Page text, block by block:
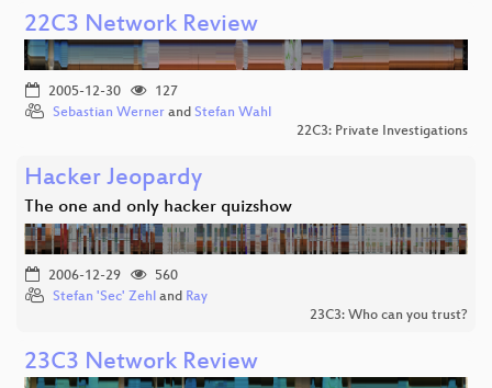
22C3 Network Review
2005-12-30
127
Sebastian Werner and Stefan Wahl
22C3: Private Investigations
Hacker Jeopardy
The one and only hacker quizshow
2006-12-29
560
Stefan 'Sec' Zehl and Ray
23C3: Who can you trust?
23C3 Network Review